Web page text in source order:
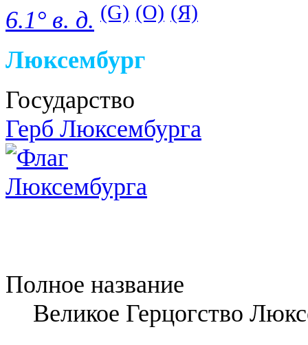
6.1° в. д. (G) (O) (Я)
Люксембург
Государство
Герб Люксембурга
Полное название
Великое Герцогство